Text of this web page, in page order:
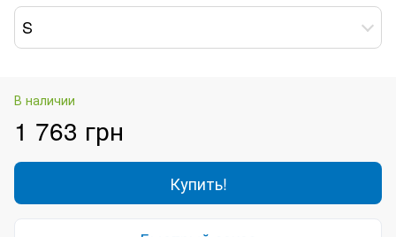
S
В наличии
1 763 грн
Купить!